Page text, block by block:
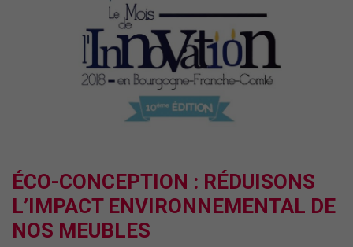
ÉCO-CONCEPTION : RÉDUISONS
L’IMPACT ENVIRONNEMENTAL DE
NOS MEUBLES